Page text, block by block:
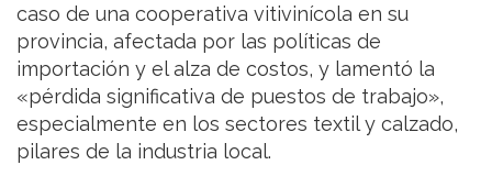
caso de una cooperativa vitivinícola en su
provincia, afectada por las políticas de
importación y el alza de costos, y lamentó la
«pérdida significativa de puestos de trabajo»,
especialmente en los sectores textil y calzado,
pilares de la industria local.